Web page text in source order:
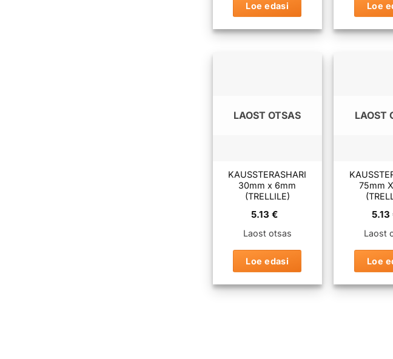
Loe edasi Loe
LAOST OTSAS
KAUSSTERASHARI
30mm x 6mm
(TRELLILE)
5.13 €
Laost otsas
Loe edasi
LAOST
75mm
5.13
Laost
Loe